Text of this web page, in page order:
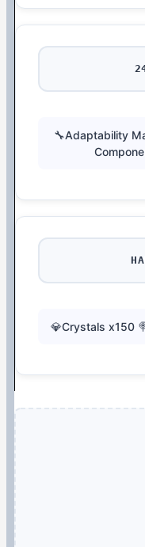
🔧Adaptability
💎Crystals x150